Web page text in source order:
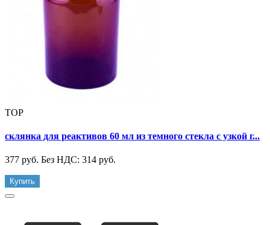
TOP
склянка для реактивов 60 мл из темного стекла с узкой г...
377 руб. Без НДС: 314 руб.
Купить